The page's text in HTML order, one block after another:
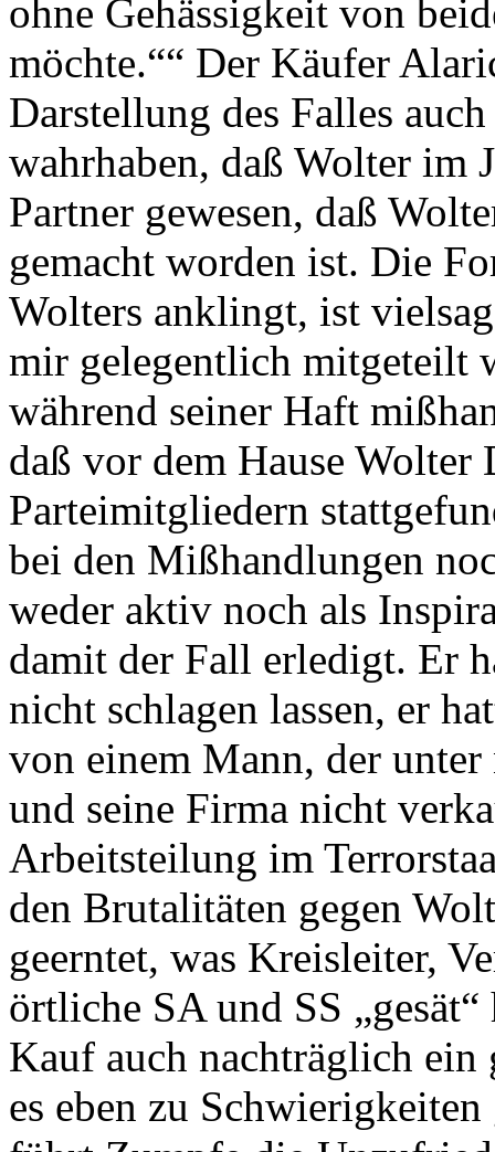
ohne Gehässigkeit von
möchte.““ Der Käufer
Darstellung des Falles
wahrhaben, daß Wolter im
Partner gewesen, daß
gemacht worden ist. Die
Wolters anklingt, ist
mir gelegentlich mitgeteilt
während seiner Haft
daß vor dem Hause Wolter
Parteimitgliedern
bei den Mißhandlungen
weder aktiv noch als
damit der Fall erledigt. Er
nicht schlagen lassen, er
von einem Mann, der
und seine Firma nicht
Arbeitsteilung im
den Brutalitäten gegen
geerntet, was Kreisleiter,
örtliche SA und SS
Kauf auch nachträglich ein
es eben zu